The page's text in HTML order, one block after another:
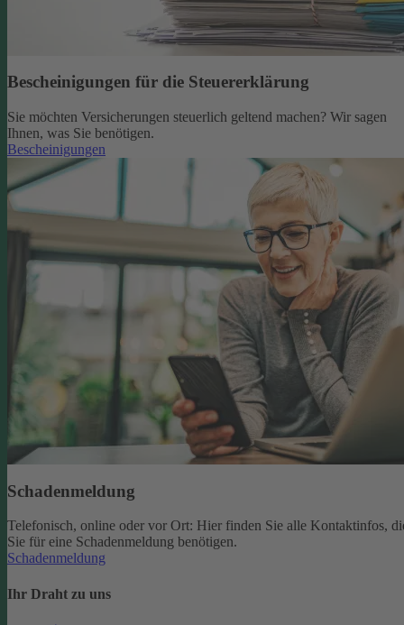
Bescheinigungen für die Steuererklärung
Sie möchten Versicherungen steuerlich geltend machen? Wir sagen
Ihnen, was Sie benötigen.
Bescheinigungen
Schadenmeldung
Telefonisch, online oder vor Ort: Hier finden Sie alle Kontaktinfos,
Sie für eine Schadenmeldung benötigen.
Schadenmeldung
Ihr Draht zu uns